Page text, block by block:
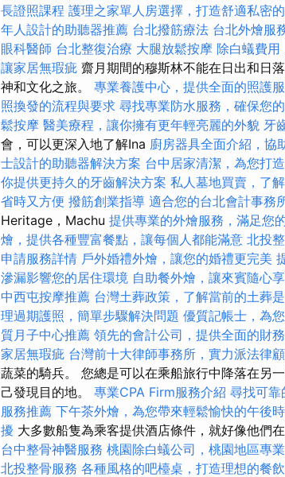
長證照課程 護理之家單人房選擇，打造舒適私密
年人設計的助聽器推薦 台北撥筋療法 台北外燴服
眼科醫師 台北整復治療 大腿放鬆按摩 除白蟻費用
讓家居無瑕疵 齋月期間的穆斯林不能在日出和日
神和文化之旅。 專業養護中心，提供全面的照護
照換發的流程與要求 尋找專業防水服務，確保您
鬆按摩 醫美療程，讓你擁有更年輕亮麗的外貌 牙
會，可以更深入地了解Ina 廚房器具全面介紹，協
士設計的助聽器解決方案 台中居家清潔，為您打
你提供更持久的牙齒解決方案 私人墓地買賣，了
省時又方便 撥筋創業指導 適合您的台北會計事務
Heritage，Machu 提供專業的外燴服務，滿足您
燴，提供各種豐富餐點，讓每個人都能滿意 北投
申請服務詳情 戶外婚禮外燴，讓您的婚禮更完美
滲漏影響您的居住環境 自助餐外燴，讓來賓隨心
中西屯按摩推薦 台灣土葬政策，了解當前的土葬
理過期護照，簡單步驟解決問題 優質記帳士，為
質月子中心推薦 領先的會計公司，提供全面的財
家居無瑕疵 台灣前十大律師事務所，實力派法律
蔬菜的騎兵。 您總是可以在乘船旅行中降落在另
己發現目的地。 專業CPA Firm服務介紹 尋找可靠
服務推薦 下午茶外燴，為您帶來輕鬆愉快的午後
擾 大多數船隻為乘客提供酒店條件，就好像他們
台中整骨神醫服務 桃園除白蟻公司，桃園地區專
北投整骨服務 各種風格的吧檯桌，打造理想的餐